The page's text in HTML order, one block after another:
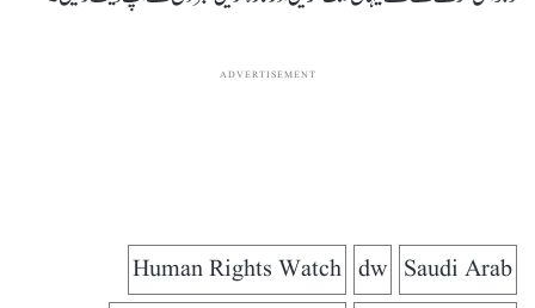
ADVERTISEMENT
Saudi Arab
dw
Human Rights Watch